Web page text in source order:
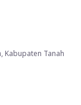
Kabupaten Tanah